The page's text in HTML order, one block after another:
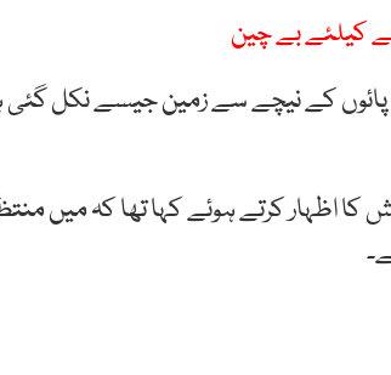
کیلئے بے چین
کے نیچے سے زمین جیسے نکل گئی
اظہار کرتے ہوئے کہا تھا کہ میں